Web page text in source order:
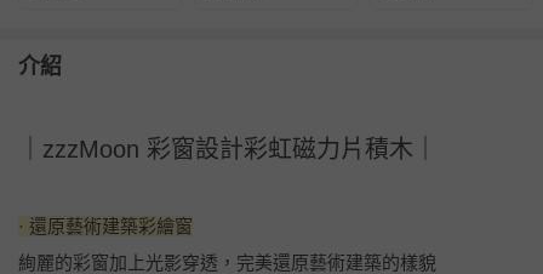
介紹
｜zzzMoon 彩窗設計彩虹磁力片積木｜
· 還原藝術建築彩繪窗
絢麗的彩窗加上光影穿透，完美還原藝術建築的樣貌